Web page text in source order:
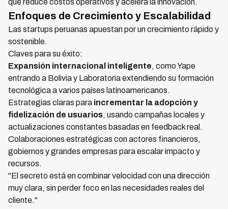
que reduce costos operativos y acelera la innovación.
Enfoques de Crecimiento y Escalabilidad
Las startups peruanas apuestan por un crecimiento rápido y
sostenible.
Claves para su éxito:
Expansión internacional inteligente, como Yape
entrando a Bolivia y Laboratoria extendiendo su formación
tecnológica a varios países latinoamericanos.
Estrategias claras para incrementar la adopción y
fidelización de usuarios, usando campañas locales y
actualizaciones constantes basadas en feedback real.
Colaboraciones estratégicas con actores financieros,
gobiernos y grandes empresas para escalar impacto y
recursos.
"El secreto está en combinar velocidad con una dirección
muy clara, sin perder foco en las necesidades reales del
cliente."